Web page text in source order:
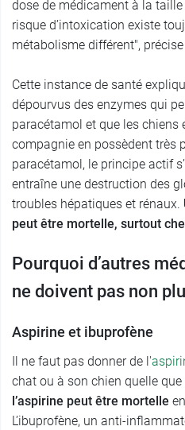
dose de médicament à la taille
risque d’intoxication existe
métabolisme différent", précise
Cette instance de santé
dépourvus des enzymes qui
paracétamol et que les chiens
compagnie en possèdent très
paracétamol, le principe actif
entraîne une destruction des
troubles hépatiques et rénaux.
peut être mortelle, surtout
Pourquoi d’autres
ne doivent pas non
Aspirine et ibuprofène
Il ne faut pas donner de l'
chat ou à son chien quelle que
l’aspirine peut être mortelle
L’ibuprofène, un anti-